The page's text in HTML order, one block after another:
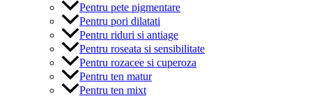
Pentru pete pigmentare
Pentru pori dilatati
Pentru riduri si antiage
Pentru roseata si sensibilitate
Pentru rozacee si cuperoza
Pentru ten matur
Pentru ten mixt